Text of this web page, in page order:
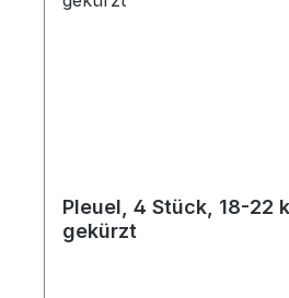
Pleuel, 4 Stück, 18-22
gekürzt